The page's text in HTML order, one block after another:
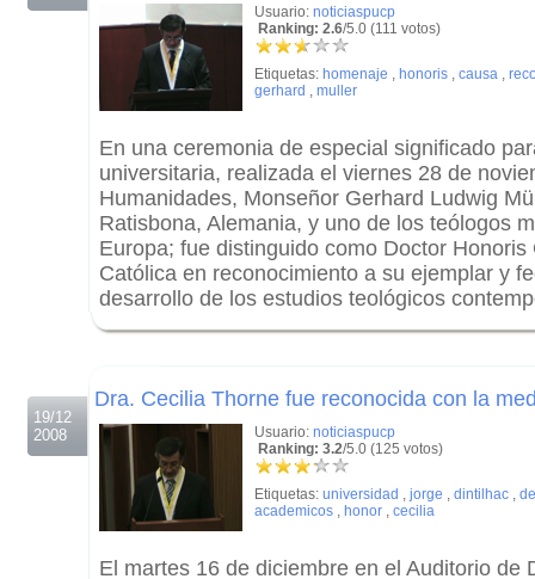
Usuario: noticiaspucp
Ranking: 2.6/5.0 (111 votos)
Etiquetas: homenaje , honoris , causa ,
gerhard , muller
En una ceremonia de especial significado
universitaria, realizada el viernes 28 de
Humanidades, Monseñor Gerhard Ludwig
Ratisbona, Alemania, y uno de los teólogos
Europa; fue distinguido como Doctor
Católica en reconocimiento a su ejemplar y
desarrollo de los estudios teológicos
19/12
2008
Dra. Cecilia Thorne fue reconocida con la
Usuario: noticiaspucp
Ranking: 3.2/5.0 (125 votos)
Etiquetas: universidad , jorge , dintilhac ,
academicos , honor , cecilia
El martes 16 de diciembre en el Auditorio de